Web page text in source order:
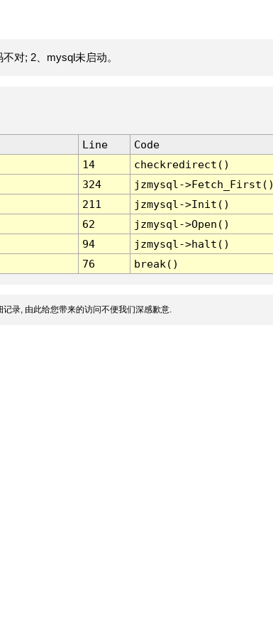
对; 2、mysql未启动。
Line
Code
14
checkredirect()
324
jzmysql-
211
jzmysql->Init()
62
jzmysql->Open()
94
jzmysql->halt()
76 break()
录, 由此给您带来的访问不便我们深感歉意.